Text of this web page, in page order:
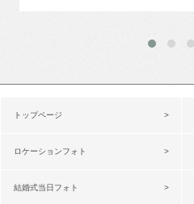
トップページ
ロケーションフォト
結婚式当日フォト